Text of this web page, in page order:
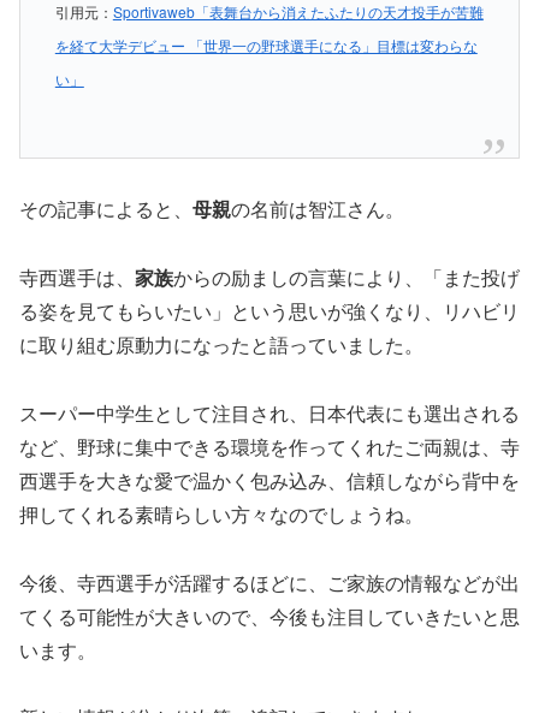
引用元： Sportivaweb「表舞台から消えたふたりの天才投手が苦難
を経て大学デビュー 「世界一の野球選手になる」目標は変わらな
い」
その記事によると、 母親の名前は智江さん。
寺西選手は、 家族からの励ましの言葉により、「また投げ
る姿を見てもらいたい」という思いが強くなり、リハビリ
に取り組む原動力になったと語っていました。
スーパー中学生として注目され、日本代表にも選出される
など、野球に集中できる環境を作ってくれたご両親は、寺
西選手を大きな愛で温かく包み込み、信頼しながら背中を
押してくれる素晴らしい方々なのでしょうね。
今後、寺西選手が活躍するほどに、ご家族の情報などが出
てくる可能性が大きいので、今後も注目していきたいと思
います。